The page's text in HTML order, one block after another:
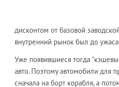
дисконтом от базовой
внутренний рынок был до
Уже появившиеся тогда
авто. Поэтому автомобили для
сначала на борт корабля, а